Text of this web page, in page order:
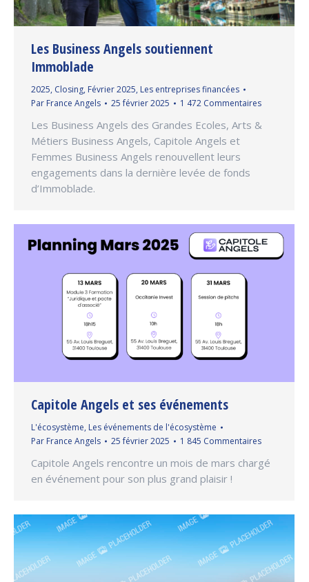
Les Business Angels soutiennent
Immoblade
2025, Closing, Février 2025, Les entreprises financées
Par France Angels 25 février 2025 1 472 Commentaires
Les Business Angels des Grandes Ecoles, Arts &
Métiers Business Angels, Capitole Angels et
Femmes Business Angels renouvellent leurs
engagements dans la dernière levée de fonds
d’Immoblade.
Capitole Angels et ses événements
L'écosystème, Les événements de l'écosystème
Par France Angels 25 février 2025 1 845 Commentaires
Capitole Angels rencontre un mois de mars chargé
en événement pour son plus grand plaisir !